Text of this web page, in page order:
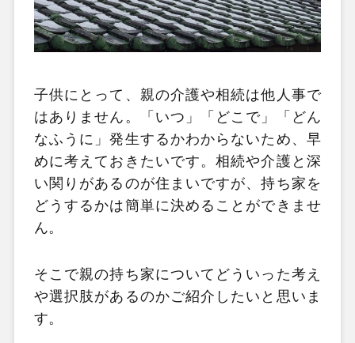
子供にとって、親の介護や相続は他人事で
はありません。「いつ」「どこで」「どん
なふうに」発生するかわからないため、早
めに考えておきたいです。相続や介護と深
い関りがあるのが住まいですが、持ち家を
どうするかは簡単に決めることができませ
ん。
そこで親の持ち家についてどういった考え
や選択肢があるのかご紹介したいと思いま
す。